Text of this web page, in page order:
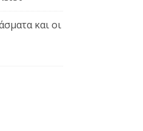
και οι